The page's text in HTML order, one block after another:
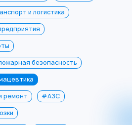
и логистика
безопасность
ремонт
#АЗС